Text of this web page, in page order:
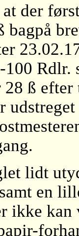
der
bagpå
Rdlr.
ß
lidt
en
ikke